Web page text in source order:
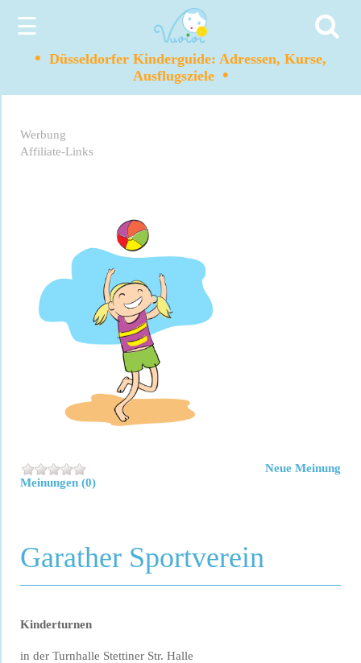
☰
• Düsseldorfer Kinderguide: Adressen, Kurse,
Ausflugsziele •
Werbung
Affiliate-Links
Meinungen (0)
Neue Meinung
Garather Sportverein
Kinderturnen
in der Turnhalle Stettiner Str. Halle